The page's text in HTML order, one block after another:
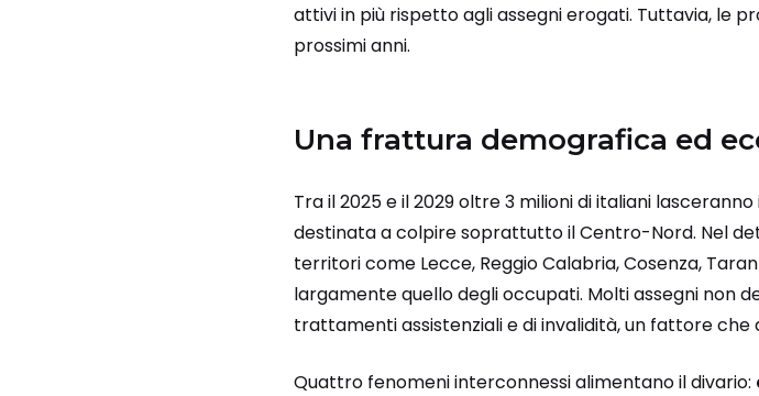
attivi in più rispetto agli assegni erogati. Tuttavia, le
prossimi anni.
Una frattura demografica ed
Tra il 2025 e il 2029 oltre 3 milioni di italiani
destinata a colpire soprattutto il Centro-Nord. Nel
territori come Lecce, Reggio Calabria, Cosenza,
largamente quello degli occupati. Molti assegni non
trattamenti assistenziali e di invalidità, un fattore che
Quattro fenomeni interconnessi alimentano il divario: